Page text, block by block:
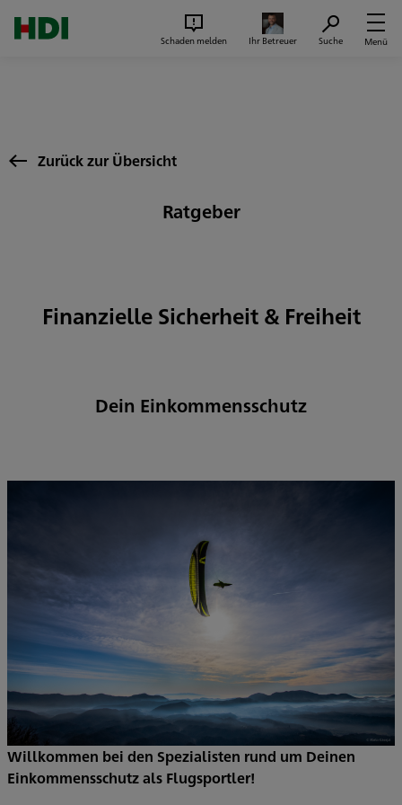
Schaden melden Ihr Betreuer Suche Menü
Zurück zur Übersicht
Ratgeber
Finanzielle Sicherheit & Freiheit
Dein Einkommensschutz
Willkommen bei den Spezialisten rund um Deinen
Einkommensschutz als Flugsportler!